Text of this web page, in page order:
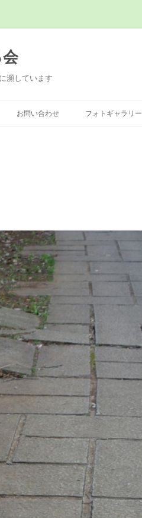
瀕しています
お問い合わせ フォトギャラリー